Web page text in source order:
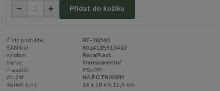
Přidat do košíku
Číslo produktu:
RE-28/MO
EAN kód:
8024135510427
výrobce:
RecaPlast
barva:
transparentní
materiál:
PS+PP
použití:
NA POTRAVINY
rozměr (cm):
14 x 10 x h 11,5 cm